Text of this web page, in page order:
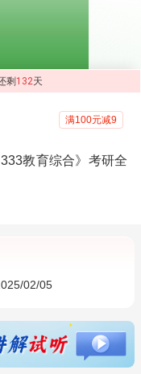
剩 132天
满100元减9
教育综合》考研全
02/05